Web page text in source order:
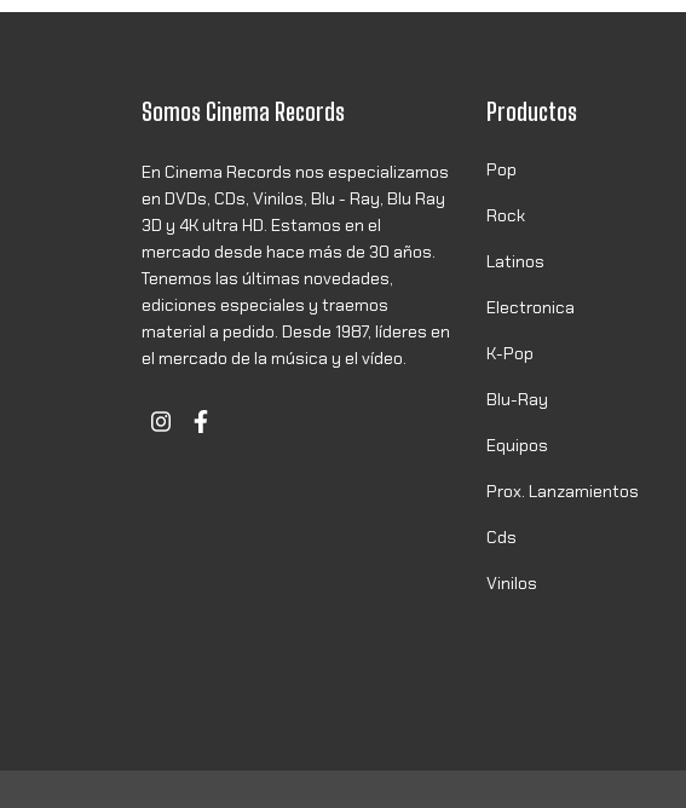
Somos Cinema Records
En Cinema Records nos especializamos
en DVDs, CDs, Vinilos, Blu - Ray, Blu Ray
3D y 4K ultra HD. Estamos en el
mercado desde hace más de 30 años.
Tenemos las últimas novedades,
ediciones especiales y traemos
material a pedido. Desde 1987, líderes en
el mercado de la música y el vídeo.
Productos
Pop
Rock
Latinos
Electronica
K-Pop
Blu-Ray
Equipos
Prox. Lanzamientos
Cds
Vinilos